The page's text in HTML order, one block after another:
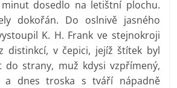
minut dosedlo na letištní plochu.
dokořán. Do oslnivě jasného
K. H. Frank ve stejnokroji
distinkcí, v čepici, jejíž štítek byl
do strany, muž kdysi vzpřímený,
a dnes troska s tváří nápadně